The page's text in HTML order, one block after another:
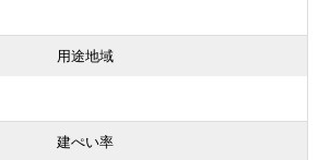
用途地域
建ぺい率